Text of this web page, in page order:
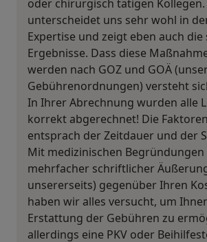
oder chirurgisch tätigen Kollegen.
unterscheidet uns sehr wohl in
Expertise und zeigt eben auch
Ergebnisse. Dass diese
werden nach GOZ und GOÄ
Gebührenordnungen) versteht
In Ihrer Abrechnung wurden alle
korrekt abgerechnet! Die
entsprach der Zeitdauer und der
Mit medizinischen Begründungen
mehrfacher schriftlicher
unsererseits) gegenüber Ihren
haben wir alles versucht, um
Erstattung der Gebühren zu
allerdings eine PKV oder